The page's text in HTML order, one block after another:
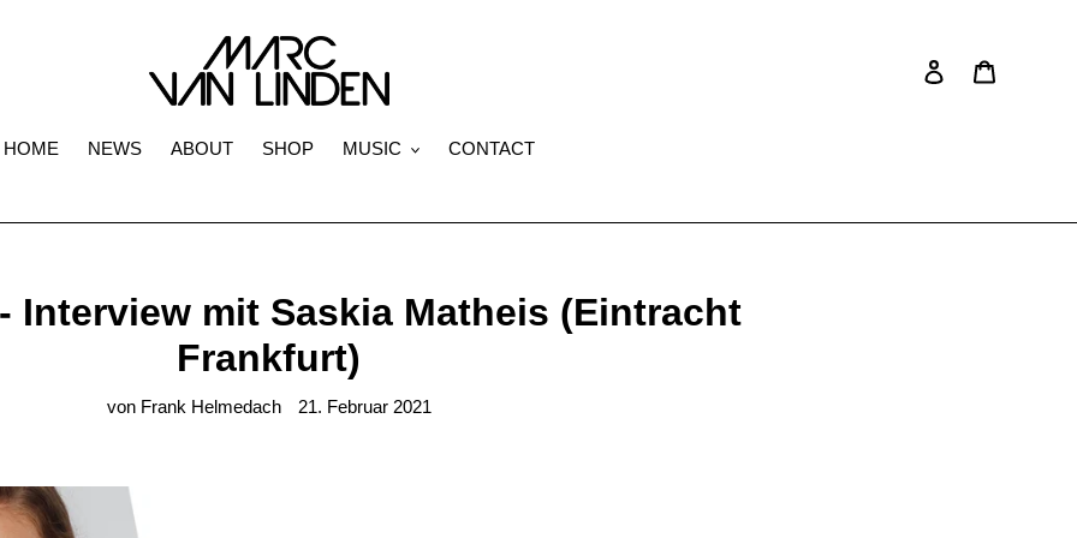
Suchen
Einloggen
HOME NEWS ABOUT SHOP MUSIC CONTACT
Interview mit Saskia Matheis (Eintracht
Frankfurt)
von Frank Helmedach 21. Februar 2021